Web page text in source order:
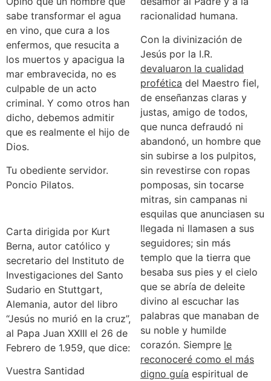
sabe transformar el agua
en vino, que cura a los
enfermos, que resucita a
los muertos y apacigua la
mar embravecida, no es
culpable de un acto
criminal. Y como otros han
dicho, debemos admitir
que es realmente el hijo de
Dios.
Tu obediente servidor.
Poncio Pilatos.
Carta dirigida por Kurt
Berna, autor católico y
secretario del Instituto de
Investigaciones del Santo
Sudario en Stuttgart,
Alemania, autor del libro
“Jesús no murió en la cruz”,
al Papa Juan XXIII el 26 de
Febrero de 1.959, que dice:
Vuestra Santidad
racionalidad humana.
Con la divinización de
Jesús por la I.R.
devaluaron la cualidad
profética del Maestro fiel,
de enseñanzas claras y
justas, amigo de todos,
que nunca defraudó ni
abandonó, un hombre que
sin subirse a los pulpitos,
sin revestirse con ropas
pomposas, sin tocarse
mitras, sin campanas ni
esquilas que anunciasen su
llegada ni llamasen a sus
seguidores; sin más
templo que la tierra que
besaba sus pies y el cielo
que se abría de deleite
divino al escuchar las
palabras que manaban de
su noble y humilde
corazón. Siempre le
reconoceré como el más
digno guía espiritual de